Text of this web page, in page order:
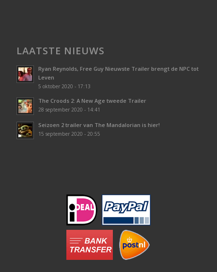
LAATSTE NIEUWS
Ryan Reynolds, Free Guy Nieuwste Trailer brengt de NPC tot
Leven
5 oktober 2020 - 17:13
The Croods 2: A New Age tweede Trailer
28 september 2020 - 14:41
Seizoen 2 trailer van The Mandalorian is hier!
15 september 2020 - 20:55